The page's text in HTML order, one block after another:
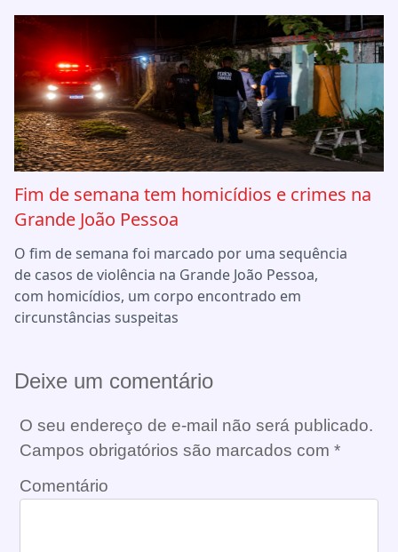
Fim de semana tem homicídios e crimes na
Grande João Pessoa
O fim de semana foi marcado por uma sequência
de casos de violência na Grande João Pessoa,
com homicídios, um corpo encontrado em
circunstâncias suspeitas
Deixe um comentário
O seu endereço de e-mail não será publicado.
Campos obrigatórios são marcados com *
Comentário